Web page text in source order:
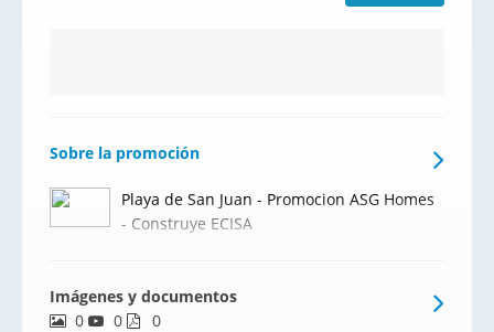
Sobre la promoción
Playa de San Juan - Promocion ASG Homes
- Construye ECISA
Imágenes y documentos
0
0 0